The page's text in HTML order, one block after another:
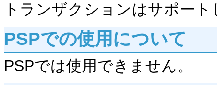
トランザクションはサポー
PSPでの使用について
PSPでは使用できません。